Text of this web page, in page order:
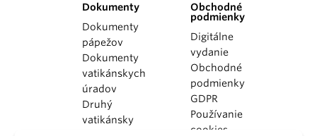
Dokumenty
Dokumenty
pápežov
Dokumenty
vatikánskych
úradov
Druhý
vatikánsky
Obchodné
podmienky
Digitálne
vydanie
Obchodné
podmienky
GDPR
Používanie
cookies